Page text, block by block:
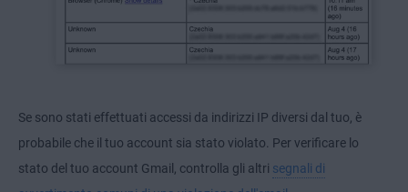
Se sono stati effettuati accessi da indirizzi IP diversi dal tuo, è
probabile che il tuo account sia stato violato. Per verificare lo
stato del tuo account Gmail, controlla gli altri segnali di